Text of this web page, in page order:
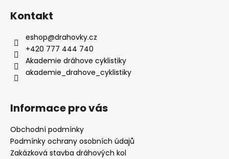
Kontakt
eshop@drahovky.cz
+420 777 444 740
Akademie dráhove cyklistiky
akademie_drahove_cyklistiky
Informace pro vás
Obchodní podmínky
Podmínky ochrany osobních údajů
Zakázková stavba dráhových kol